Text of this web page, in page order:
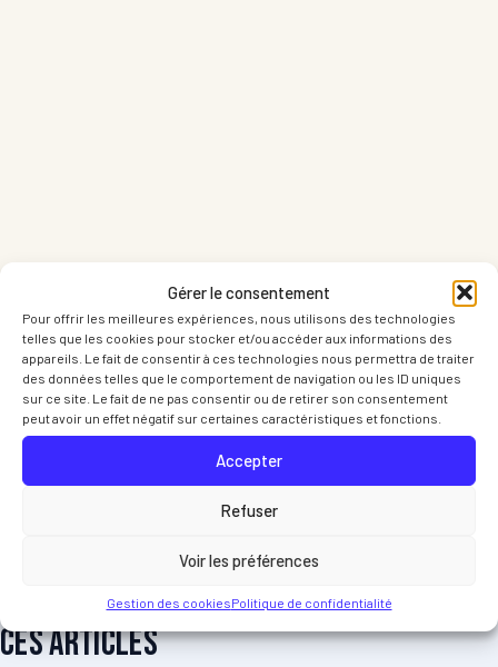
Gérer le consentement
Pour offrir les meilleures expériences, nous utilisons des technologies
telles que les cookies pour stocker et/ou accéder aux informations des
appareils. Le fait de consentir à ces technologies nous permettra de traiter
des données telles que le comportement de navigation ou les ID uniques
sur ce site. Le fait de ne pas consentir ou de retirer son consentement
peut avoir un effet négatif sur certaines caractéristiques et fonctions.
Accepter
Refuser
Voir les préférences
Gestion des cookiesPolitique de confidentialité
ARTICLES LIES
Vous pourriez egalement apprecier
ces articles